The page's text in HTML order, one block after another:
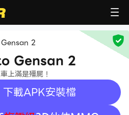
2
Gensan 2
上滿是殭屍！
下載APK安裝檔